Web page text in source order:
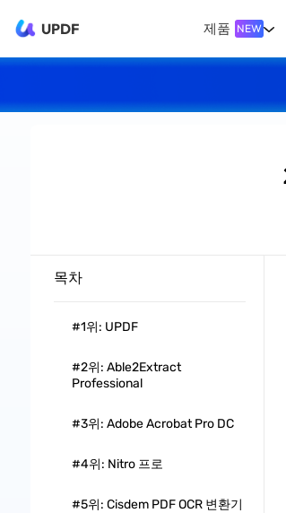
UPDF 제품 NEW
목차
#1위: UPDF
#2위: Able2Extract
Professional
#3위: Adobe Acrobat Pro DC
#4위: Nitro 프로
#5위: Cisdem PDF OCR 변환기